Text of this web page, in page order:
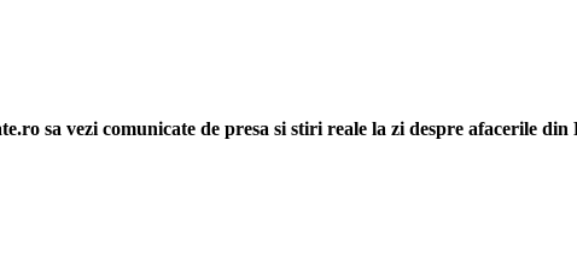
sa vezi comunicate de presa si stiri reale la zi despre afacerile din